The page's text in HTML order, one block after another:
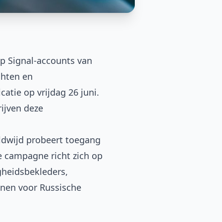
Signal-accounts van
en
op vrijdag 26 juni.
deze
probeert toegang
campagne richt zich op
voor Russische